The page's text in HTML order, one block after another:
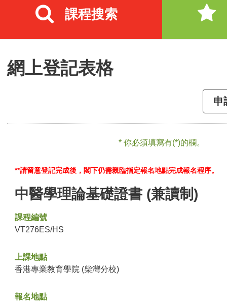
課程搜索
網上登記表格
申
* 你必須填寫有(*)的欄。
**請留意登記完成後，閣下仍需親臨指定報名地點完成報名程序。
中醫學理論基礎證書 (兼讀制)
課程編號
VT276ES/HS
上課地點
香港專業教育學院 (柴灣分校)
報名地點